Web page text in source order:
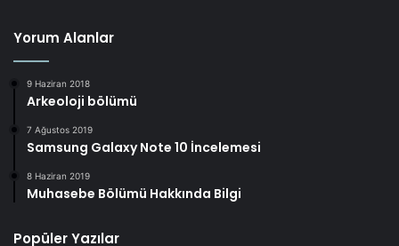
Yorum Alanlar
9 Haziran 2018
Arkeoloji bölümü
7 Ağustos 2019
Samsung Galaxy Note 10 İncelemesi
8 Haziran 2019
Muhasebe Bölümü Hakkında Bilgi
Popüler Yazılar